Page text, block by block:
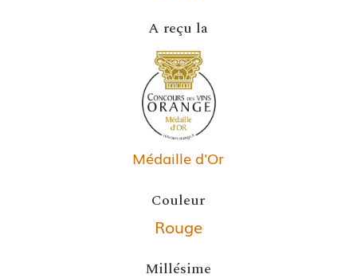
A reçu la
Médaille d'Or
Couleur
Rouge
Millésime